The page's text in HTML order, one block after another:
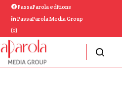
PassaParola editions
PassaParola Media Group